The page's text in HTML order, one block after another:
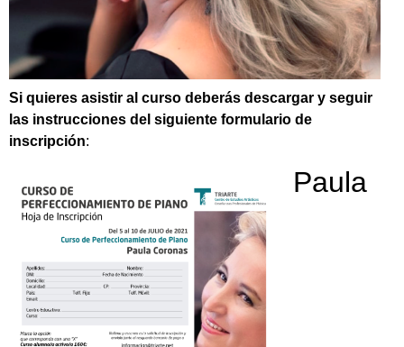
Si quieres asistir al curso deberás descargar y seguir
las instrucciones del siguiente formulario de
inscripción:
Paula